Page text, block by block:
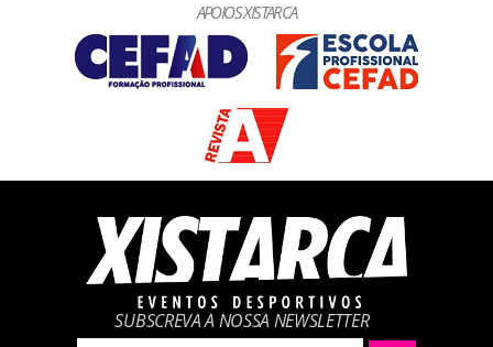
APOIOS XISTARCA
SUBSCREVA A NOSSA NEWSLETTER